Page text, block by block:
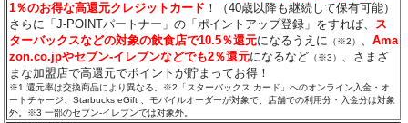
1％のお得な高還元クレジットカード ！（40歳以降も継続して保有可能）
さらに「J-POINTパートナー」の「ポイントアップ登録」をすれば、 ス
ターバックスなどの対象の飲食店で10.5％還元になるうえに （※2） 、Ama
zon.co.jpやセブン‐イレブンなどでも2％還元になるなど （※3） 、さまざ
まな加盟店で高還元でポイントが貯まってお得！
※1 還元率は交換商品により異なる。※2「スターバックス カード」へのオンライン入金・オ
ートチャージ、Starbucks eGift 、モバイルオーダーが対象で、店舗での利用分・入金分は対象
外。※3 一部のセブン‐イレブンでは対象外。